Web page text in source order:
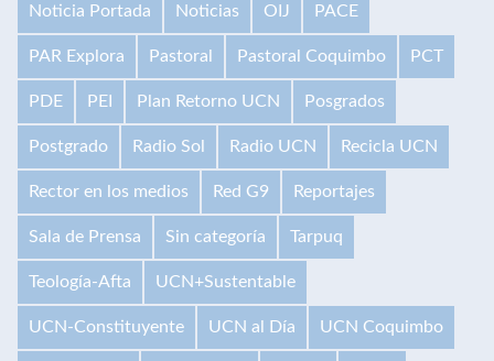
Noticia Portada Noticias OIJ PACE
PAR Explora Pastoral Pastoral Coquimbo PCT
PDE PEI Plan Retorno UCN Posgrados
Postgrado Radio Sol Radio UCN Recicla UCN
Rector en los medios Red G9 Reportajes
Sala de Prensa Sin categoría Tarpuq
Teología-Afta UCN+Sustentable
UCN-Constituyente UCN al Día UCN Coquimbo